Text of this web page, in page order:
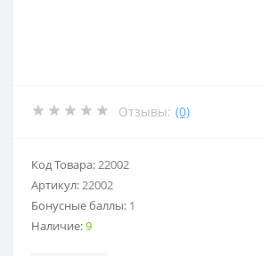
Отзывы: (0)
Код Товара:22002
Артикул:22002
Бонусные баллы: 1
Наличие:9